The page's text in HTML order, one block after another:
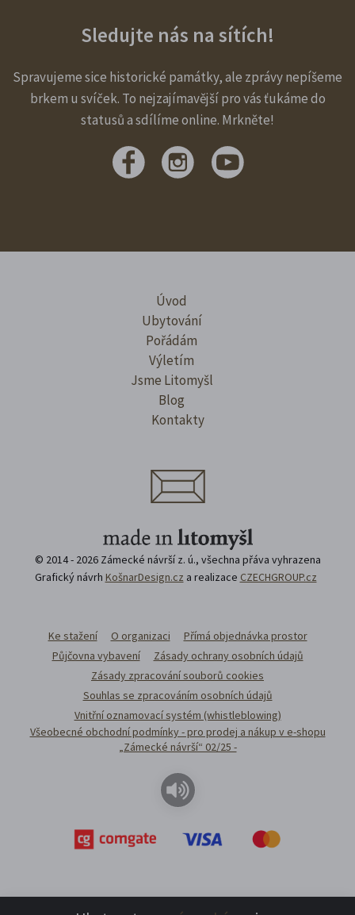
Sledujte nás na sítích!
Spravujeme sice historické památky, ale zprávy nepíšeme
brkem u svíček. To nejzajímavější pro vás ťukáme do
statusů a sdílíme online. Mrkněte!
Úvod
Ubytování
Pořádám
Výletím
Jsme Litomyšl
Blog
Kontakty
© 2014 - 2026 Zámecké návrší z. ú., všechna přáva vyhrazena
Grafický návrh KošnarDesign.cz a realizace CZECHGROUP.cz
Ke stažení O organizaci
Přímá objednávka prostor
Půjčovna vybavení
Zásady ochrany osobních údajů
Zásady zpracování souborů cookies
Souhlas se zpracováním osobních údajů
Vnitřní oznamovací systém (whistleblowing)
Všeobecné obchodní podmínky - pro prodej a nákup v e-shopu
„Zámecké návrší“ 02/25 -